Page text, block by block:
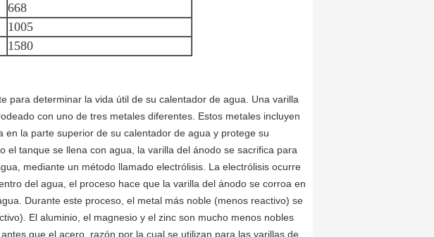
668
1005
1580
para determinar la vida útil de su calentador de agua. Una varilla
con uno de tres metales diferentes. Estos metales incluyen
en la parte superior de su calentador de agua y protege su
el tanque se llena con agua, la varilla del ánodo se sacrifica para
mediante un método llamado electrólisis. La electrólisis ocurre
del agua, el proceso hace que la varilla del ánodo se corroa en
Durante este proceso, el metal más noble (menos reactivo) se
El aluminio, el magnesio y el zinc son mucho menos nobles
que el acero, razón por la cual se utilizan para las varillas de